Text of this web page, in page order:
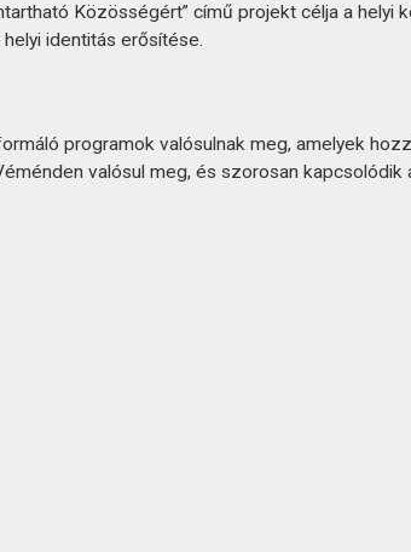
Közösségért” című projekt célja a helyi
identitás erősítése.
programok valósulnak meg, amelyek
valósul meg, és szorosan